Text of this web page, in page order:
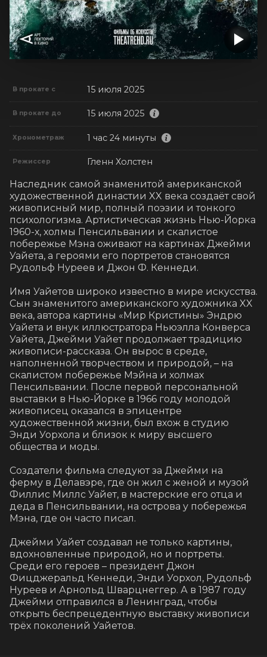
В прокате с 15 июля 2025
В прокате до 15 июля 2025
Хронометраж 1 час 24 минуты
Режиссер Гленн Холстен
Наследник самой знаменитой американской
художественной династии XX века создаёт свой
живописный мир, полный поэзии и тонкого
психологизма. Артистическая жизнь Нью-Йорка
1960-х, холмы Пенсильвании и скалистое
побережье Мэна оживают на картинах Джейми
Уайета, а героями его портретов становятся
Рудольф Нуреев и Джон Ф. Кеннеди.
Имя Уайетов широко известно в мире искусства.
Сын знаменитого американского художника XX
века, автора картины «Мир Кристины» Эндрю
Уайета и внук иллюстратора Ньюэлла Конверса
Уайета, Джейми Уайет продолжает традицию
живописи-рассказа. Он вырос в среде,
наполненной творчеством и природой, – на
скалистом побережье Мэйна и холмах
Пенсильвании. После первой персональной
выставки в Нью-Йорке в 1966 году молодой
живописец оказался в эпицентре
художественной жизни, был вхож в студию
Энди Уорхола и близок к миру высшего
общества и моды.
Создатели фильма следуют за Джейми на
ферму в Делавэре, где он жил с женой и музой
Филлис Миллс Уайет, в мастерские его отца и
деда в Пенсильвании, на острова у побережья
Мэна, где он часто писал.
Джейми Уайет создавал не только картины,
вдохновленные природой, но и портреты.
Среди его героев – президент Джон
Фицджеральд Кеннеди, Энди Уорхол, Рудольф
Нуреев и Арнольд Шварцнеггер. А в 1987 году
Джейми отправился в Ленинград, чтобы
открыть беспрецедентную выставку живописи
трёх поколений Уайетов.